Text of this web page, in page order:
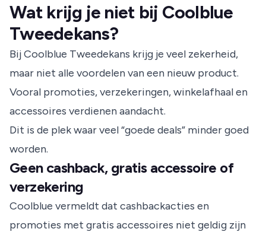
Wat krijg je niet bij Coolblue
Tweedekans?
Bij Coolblue Tweedekans krijg je veel zekerheid,
maar niet alle voordelen van een nieuw product.
Vooral promoties, verzekeringen, winkelafhaal en
accessoires verdienen aandacht.
Dit is de plek waar veel “goede deals” minder goed
worden.
Geen cashback, gratis accessoire of
verzekering
Coolblue vermeldt dat cashbackacties en
promoties met gratis accessoires niet geldig zijn